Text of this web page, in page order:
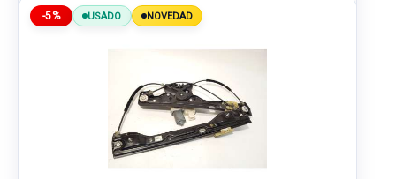
-5% USADO NOVEDAD